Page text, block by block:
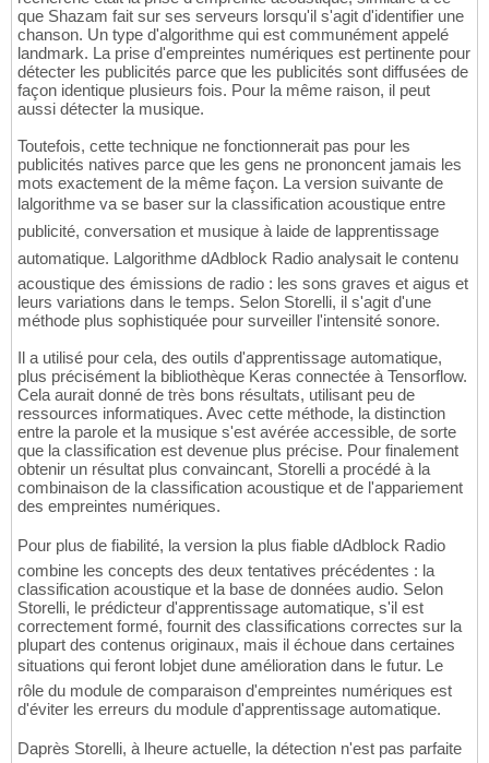
que Shazam fait sur ses serveurs lorsqu'il s'agit d'identifier une
chanson. Un type d'algorithme qui est communément appelé
landmark. La prise d'empreintes numériques est pertinente pour
détecter les publicités parce que les publicités sont diffusées de
façon identique plusieurs fois. Pour la même raison, il peut
aussi détecter la musique.
Toutefois, cette technique ne fonctionnerait pas pour les
publicités natives parce que les gens ne prononcent jamais les
mots exactement de la même façon. La version suivante de
lalgorithme va se baser sur la classification acoustique entre
publicité, conversation et musique à laide de lapprentissage
automatique. Lalgorithme dAdblock Radio analysait le contenu
acoustique des émissions de radio : les sons graves et aigus et
leurs variations dans le temps. Selon Storelli, il s'agit d'une
méthode plus sophistiquée pour surveiller l'intensité sonore.
Il a utilisé pour cela, des outils d'apprentissage automatique,
plus précisément la bibliothèque Keras connectée à Tensorflow.
Cela aurait donné de très bons résultats, utilisant peu de
ressources informatiques. Avec cette méthode, la distinction
entre la parole et la musique s'est avérée accessible, de sorte
que la classification est devenue plus précise. Pour finalement
obtenir un résultat plus convaincant, Storelli a procédé à la
combinaison de la classification acoustique et de l'appariement
des empreintes numériques.
Pour plus de fiabilité, la version la plus fiable dAdblock Radio
combine les concepts des deux tentatives précédentes : la
classification acoustique et la base de données audio. Selon
Storelli, le prédicteur d'apprentissage automatique, s'il est
correctement formé, fournit des classifications correctes sur la
plupart des contenus originaux, mais il échoue dans certaines
situations qui feront lobjet dune amélioration dans le futur. Le
rôle du module de comparaison d'empreintes numériques est
d'éviter les erreurs du module d'apprentissage automatique.
Daprès Storelli, à lheure actuelle, la détection n'est pas parfaite